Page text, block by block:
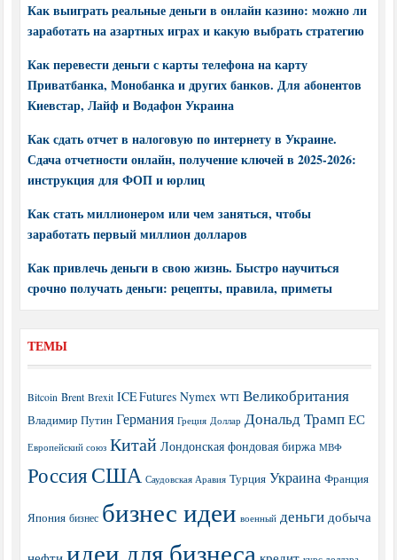
Как выиграть реальные деньги в онлайн казино: можно ли
заработать на азартных играх и какую выбрать стратегию
Как перевести деньги с карты телефона на карту
Приватбанка, Монобанка и других банков. Для абонентов
Киевстар, Лайф и Водафон Украина
Как сдать отчет в налоговую по интернету в Украине.
Сдача отчетности онлайн, получение ключей в 2025-2026:
инструкция для ФОП и юрлиц
Как стать миллионером или чем заняться, чтобы
заработать первый миллион долларов
Как привлечь деньги в свою жизнь. Быстро научиться
срочно получать деньги: рецепты, правила, приметы
ТЕМЫ
Bitcoin Brent Brexit ICE Futures Nymex WTI Великобритания
Владимир Путин Германия Греция Доллар Дональд Трамп ЕС
Европейский союз Китай Лондонская фондовая биржа МВФ
РоссияСША Саудовская Аравия Турция Украина Франция
Япония бизнес бизнес идеи военный деньги добыча
идеи для бизнеса